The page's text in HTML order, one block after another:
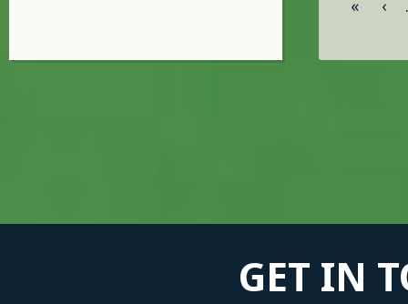
« ‹
GET IN